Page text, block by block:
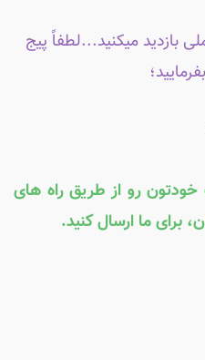
بازدید میکنید...لطفاً پیج
خودتون رو از طریق راه های
برای ما ارسال کنید.